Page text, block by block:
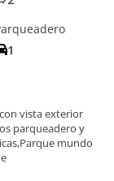
1
vista exterior
parqueadero y
mundo